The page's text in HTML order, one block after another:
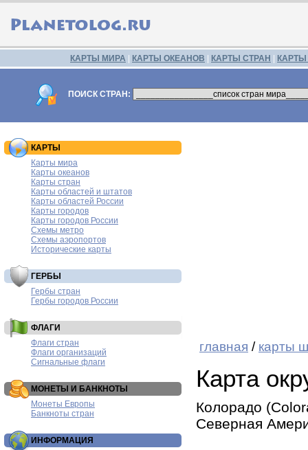
КАРТЫ МИРА КАРТЫ ОКЕАНОВ КАРТЫ СТРАН
ПОИСК СТРАН:
КАРТЫ
Карты мира
Карты океанов
Карты стран
Карты областей и штатов
Карты областей России
Карты городов
Карты городов России
Схемы метро
Схемы аэропортов
Исторические карты
ГЕРБЫ
Гербы стран
Гербы городов России
ФЛАГИ
Флаги стран
Флаги организаций
Сигнальные флаги
МОНЕТЫ И БАНКНОТЫ
Монеты Европы
Банкноты стран
ИНФОРМАЦИЯ
главная / карты
Карта
Колорадо
Северная